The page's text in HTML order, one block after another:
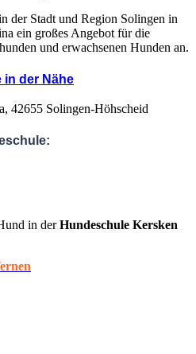
der Stadt und Region Solingen in
ein großes Angebot für die
und erwachsenen Hunden an.
in der Nähe
42655 Solingen-Höhscheid
in derHundeschule Kersken